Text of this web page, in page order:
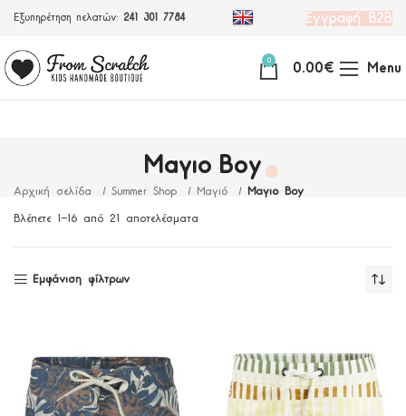
Εξυπηρέτηση πελατών: 241 301 7784 Εγγραφή Β2Β
0
0.00€ Menu
Μαγιο Boy
Αρχική σελίδα Summer Shop Μαγιό Μαγιο Boy
Βλέπετε 1–16 από 21 αποτελέσματα
Εμφάνιση φίλτρων